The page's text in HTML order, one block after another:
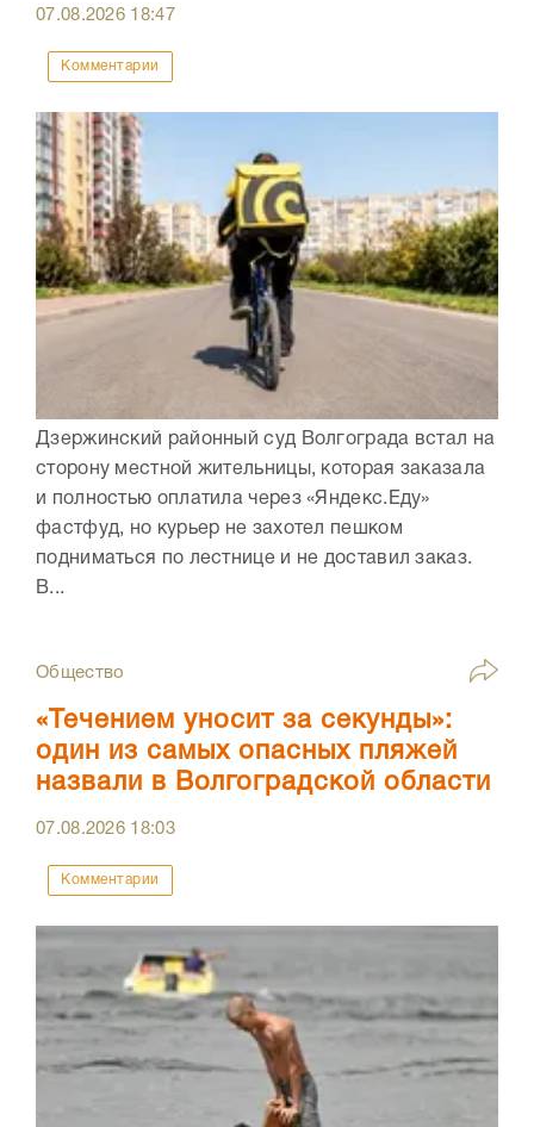
07.08.2026 18:47
Комментарии
Дзержинский районный суд Волгограда встал на
сторону местной жительницы, которая заказала
и полностью оплатила через «Яндекс.Еду»
фастфуд, но курьер не захотел пешком
подниматься по лестнице и не доставил заказ.
В...
Общество
«Течением уносит за секунды»:
один из самых опасных пляжей
назвали в Волгоградской области
07.08.2026 18:03
Комментарии